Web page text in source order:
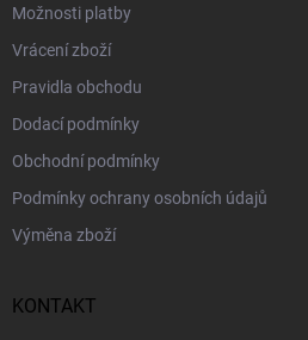
Možnosti platby
Vrácení zboží
Pravidla obchodu
Dodací podmínky
Obchodní podmínky
Podmínky ochrany osobních údajů
Výměna zboží
KONTAKT